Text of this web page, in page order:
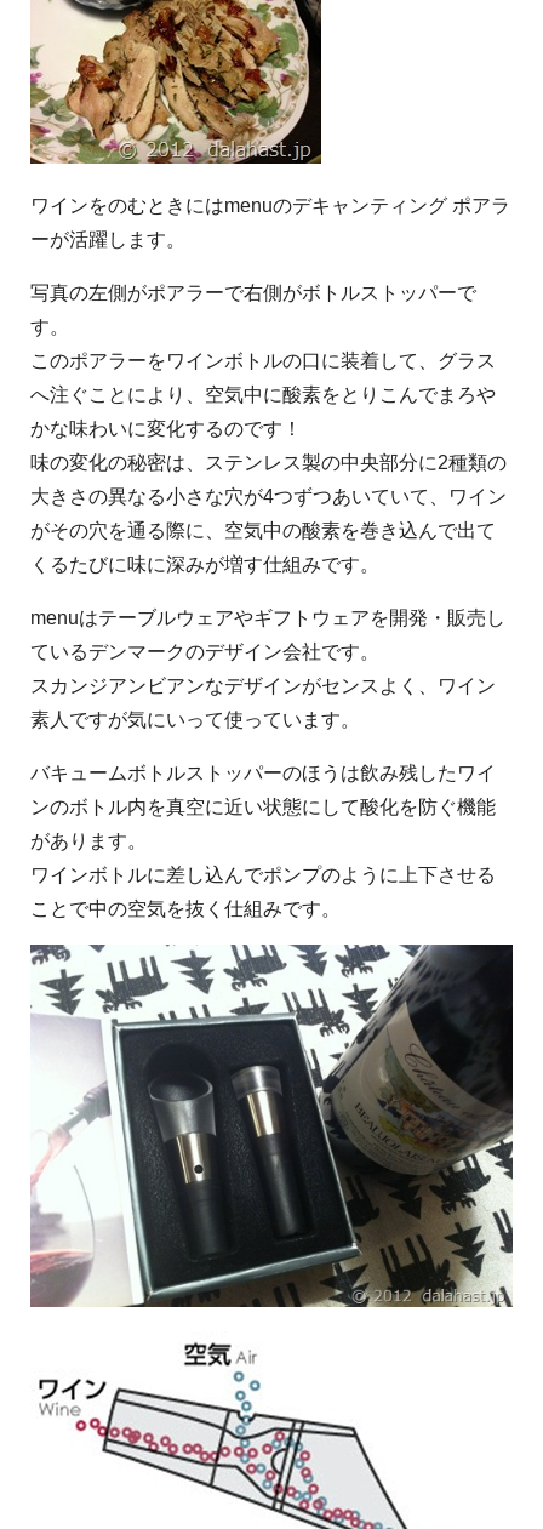
ワインをのむときにはmenuのデキャンティング ポアラ
ーが活躍します。
写真の左側がポアラーで右側がボトルストッパーで
す。
このポアラーをワインボトルの口に装着して、グラス
へ注ぐことにより、空気中に酸素をとりこんでまろや
かな味わいに変化するのです！
味の変化の秘密は、ステンレス製の中央部分に2種類の
大きさの異なる小さな穴が4つずつあいていて、ワイン
がその穴を通る際に、空気中の酸素を巻き込んで出て
くるたびに味に深みが増す仕組みです。
menuはテーブルウェアやギフトウェアを開発・販売し
ているデンマークのデザイン会社です。
スカンジアンビアンなデザインがセンスよく、ワイン
素人ですが気にいって使っています。
バキュームボトルストッパーのほうは飲み残したワイ
ンのボトル内を真空に近い状態にして酸化を防ぐ機能
があります。
ワインボトルに差し込んでポンプのように上下させる
ことで中の空気を抜く仕組みです。